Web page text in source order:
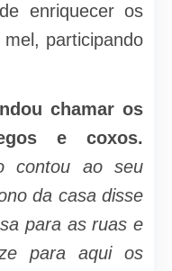
enriquecer os
participando
chamar os
e coxos.
contou ao seu
da casa disse
para as ruas e
para aqui os